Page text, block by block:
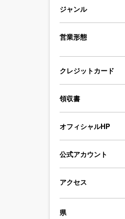
ジャンル
営業形態
クレジットカード
領収書
オフィシャルHP
公式アカウント
アクセス
県